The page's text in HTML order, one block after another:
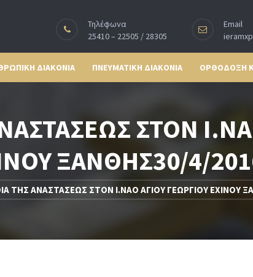
Τηλέφωνα
25410 – 22505 / 28305
Email
ΔΙΑΚΟΝΙΑ ΠΝΕΥΜΑΤΙΚΗ ΔΙΑΚΟΝΙΑ ΟΡΘΟΔΟΞΗ
ΣΤΟΝ
ΞΑΝΘΗΣ30/4/
ΤΗΣ ΑΝΑΣΤΑΣΕΩΣ ΣΤΟΝ Ι.ΝΑΟ ΑΓΙΟΥ ΓΕΩΡΓΙΟΥ ΕΧΙΝΟΥ